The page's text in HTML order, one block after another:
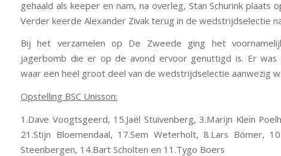
gehaald als keeper en nam, na overleg, Stan Schurink plaats
Verder keerde Alexander Zivak terug in de wedstrijdselectie
Bij het verzamelen op De Zweede ging het
jagerbomb die er op de avond ervoor genuttigd is. Er was
waar een heel groot deel van de wedstrijdselectie aanwezig
Opstelling BSC Unisson:
1.Dave Voogtsgeerd, 15.Jaël Stuivenberg, 3.Marijn Klein
21.Stijn Bloemendaal, 17.Sem Weterholt, 8.Lars Bömer,
Steenbergen, 14.Bart Scholten en 11.Tygo Boers